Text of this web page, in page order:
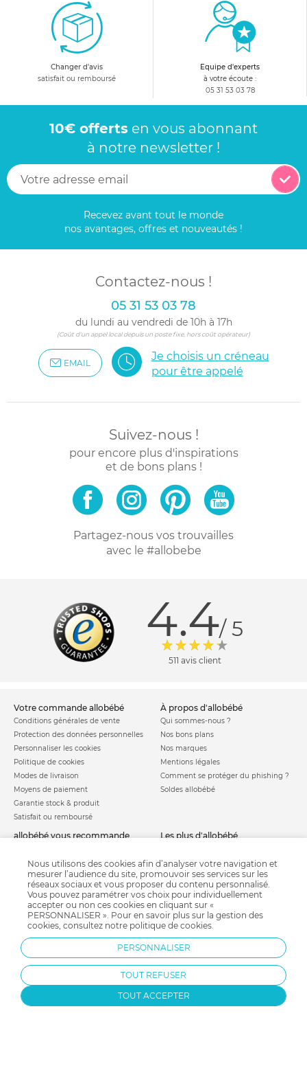
Changer d'avis
satisfait ou remboursé
Equipe d'experts
à votre écoute :
05 31 53 03 78
10€ offerts en vous abonnant
à notre newsletter !
Recevez avant tout le monde
nos avantages, offres et nouveautés !
Contactez-nous !
05 31 53 03 78
du lundi au vendredi de 10h à 17h
(Coût d'un appel local depuis un poste fixe, hors coût opérateur)
EMAIL
Je choisis un créneau
pour être appelé
Suivez-nous !
pour encore plus d'inspirations
et de bons plans !
Partagez-nous vos trouvailles
avec le #allobebe
4.4/ 5
511 avis client
votre commande allobébé
Conditions générales de vente
Protection des données personnelles
Personnaliser les cookies
Politique de cookies
Modes de livraison
Moyens de paiement
Garantie stock & produit
Satisfait ou remboursé
à propos d'allobébé
Qui sommes-nous ?
Nos bons plans
Nos marques
Mentions légales
Comment se protéger du phishing ?
Soldes allobébé
allobébé vous recommande
Nos labels
Nos licences
Besoin d'aide ?
FAQ
les plus d'allobébé
Infos conseils
Jeux concours
Valise de maternité
Parrainage
Paiement sécurisé
Charte qualité
Nous utilisons des cookies afin d’analyser votre navigation et
mesurer l’audience du site, promouvoir ses services sur les
réseaux sociaux et vous proposer du contenu personnalisé.
Vous pouvez paramétrer vos choix pour individuellement
accepter ou non ces cookies en cliquant sur «
PERSONNALISER ». Pour en savoir plus sur la gestion des
cookies, consultez notre politique de cookies.
PERSONNALISER
TOUT REFUSER
TOUT ACCEPTER